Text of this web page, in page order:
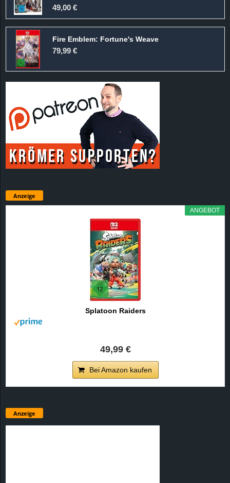
49,00 €
Fire Emblem: Fortune's Weave
79,99 €
Anzeige
ANGEBOT
Splatoon Raiders
49,99 €
Bei Amazon kaufen
Anzeige